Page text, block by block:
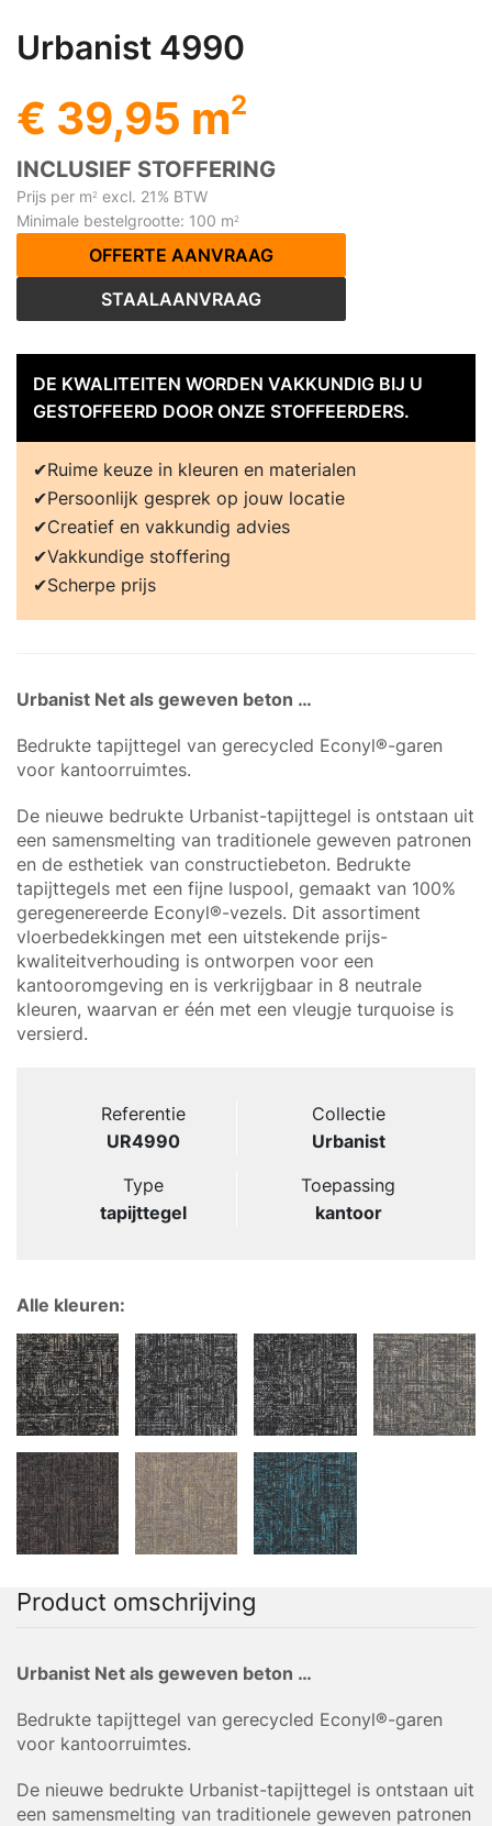
Urbanist 4990
€ 39,95 m2
INCLUSIEF STOFFERING
Prijs per m2 excl. 21% BTW
Minimale bestelgrootte: 100 m2
OFFERTE AANVRAAG
STAALAANVRAAG
DE KWALITEITEN WORDEN VAKKUNDIG BIJ U
GESTOFFEERD DOOR ONZE STOFFEERDERS.
Ruime keuze in kleuren en materialen
Persoonlijk gesprek op jouw locatie
Creatief en vakkundig advies
Vakkundige stoffering
Scherpe prijs
Urbanist Net als geweven beton …
Bedrukte tapijttegel van gerecycled Econyl®-garen
voor kantoorruimtes.
De nieuwe bedrukte Urbanist-tapijttegel is ontstaan uit
een samensmelting van traditionele geweven patronen
en de esthetiek van constructiebeton. Bedrukte
tapijttegels met een fijne luspool, gemaakt van 100%
geregenereerde Econyl®-vezels. Dit assortiment
vloerbedekkingen met een uitstekende prijs-
kwaliteitverhouding is ontworpen voor een
kantooromgeving en is verkrijgbaar in 8 neutrale
kleuren, waarvan er één met een vleugje turquoise is
versierd.
Referentie
UR4990
Collectie
Urbanist
Type
tapijttegel
Toepassing
kantoor
Alle kleuren:
Product omschrijving
Urbanist Net als geweven beton …
Bedrukte tapijttegel van gerecycled Econyl®-garen
voor kantoorruimtes.
De nieuwe bedrukte Urbanist-tapijttegel is ontstaan uit
een samensmelting van traditionele geweven patronen